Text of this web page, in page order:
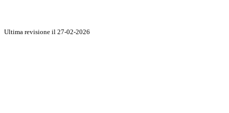
Ultima revisione il 27-02-2026